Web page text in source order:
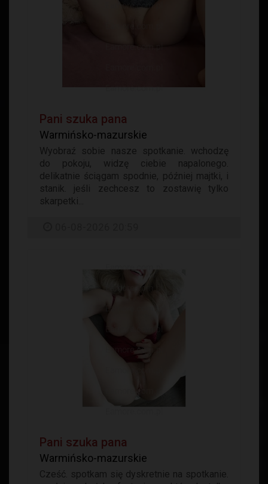
Pani szuka pana
Warmińsko-mazurskie
Wyobraź sobie nasze spotkanie. wchodzę
do pokoju, widzę ciebie napalonego.
delikatnie ściągam spodnie, później majtki, i
stanik. jeśli zechcesz to zostawię tylko
skarpetki...
Pani szuka pana
Warmińsko-mazurskie
Cześć. spotkam się dyskretnie na spotkanie.